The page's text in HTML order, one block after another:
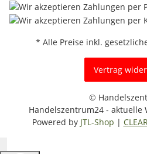
* Alle Preise inkl.
Vertrag
©
Handelszentrum24 - aktuelle
Powered by JTL-Shop |